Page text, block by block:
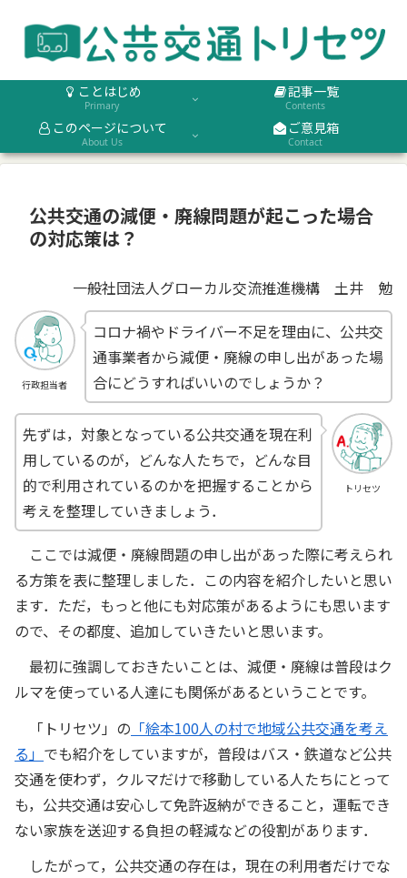
ことはじめ
Primary
記事一覧
Contents
このページについて
About Us
ご意見箱
Contact
公共交通の減便・廃線問題が起こった場合
の対応策は？
一般社団法人グローカル交流推進機構 土井 勉
行政担当者
コロナ禍やドライバー不足を理由に、公共交
通事業者から減便・廃線の申し出があった場
合にどうすればいいのでしょうか？
トリセツ
先ずは，対象となっている公共交通を現在利
用しているのが，どんな人たちで，どんな目
的で利用されているのかを把握することから
考えを整理していきましょう．
ここでは減便・廃線問題の申し出があった際に考えられ
る方策を表に整理しました．この内容を紹介したいと思い
ます．ただ，もっと他にも対応策があるようにも思います
ので、その都度、追加していきたいと思います。
最初に強調しておきたいことは、減便・廃線は普段はク
ルマを使っている人達にも関係があるということです。
「トリセツ」の 「絵本100人の村で地域公共交通を考え
る」 でも紹介をしていますが，普段はバス・鉄道など公共
交通を使わず，クルマだけで移動している人たちにとって
も，公共交通は安心して免許返納ができること，運転でき
ない家族を送迎する負担の軽減などの役割があります．
したがって，公共交通の存在は，現在の利用者だけでな